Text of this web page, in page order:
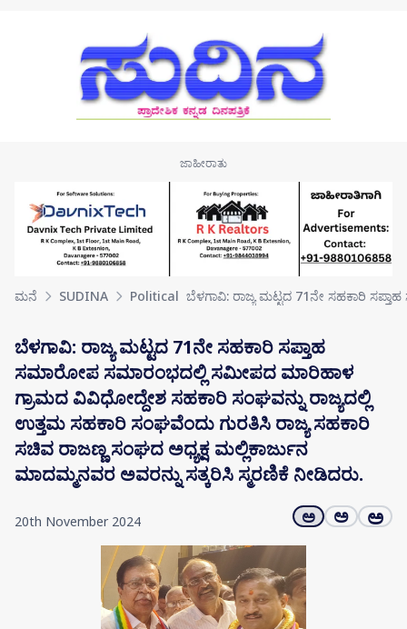
ಮನೆ SUDINA Political ಬೆಳಗಾವಿ: ರಾಜ್ಯ ಮಟ್ಟದ 71ನೇ ಸಹಕಾರಿ
ಬೆಳಗಾವಿ: ರಾಜ್ಯ ಮಟ್ಟದ 71ನೇ ಸಹಕಾರಿ ಸಪ್ತಾಹ
ಸಮಾರೋಪ ಸಮಾರಂಭದಲ್ಲಿ ಸಮೀಪದ ಮಾರಿಹಾಳ
ಗ್ರಾಮದ ವಿವಿಧೋದ್ದೇಶ ಸಹಕಾರಿ ಸಂಘವನ್ನು ರಾಜ್ಯದಲ್ಲಿ
ಉತ್ತಮ ಸಹಕಾರಿ ಸಂಘವೆಂದು ಗುರತಿಸಿ ರಾಜ್ಯ ಸಹಕಾರಿ
ಸಚಿವ ರಾಜಣ್ಣ ಸಂಘದ ಅಧ್ಯಕ್ಷ ಮಲ್ಲಿಕಾರ್ಜುನ
ಮಾದಮ್ಮನವರ ಅವರನ್ನು ಸತ್ಕರಿಸಿ ಸ್ಮರಣಿಕೆ ನೀಡಿದರು.
20th November 2024 ಅ ಅ ಅ